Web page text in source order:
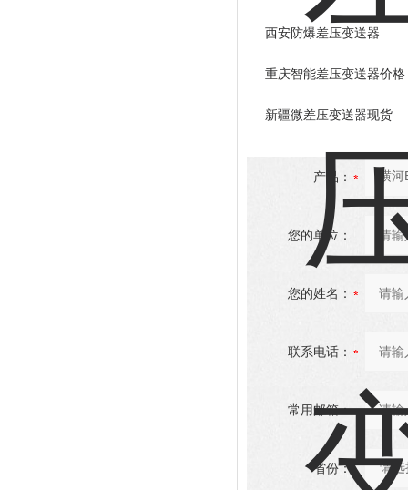
西安防爆差压变送器
重庆智能差压变送器价格
新疆微差压变送器现货
产品：
您的单位：
您的姓名：
联系电话：
常用邮箱：
省份：